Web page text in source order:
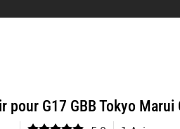
G17 GBB Tokyo Marui